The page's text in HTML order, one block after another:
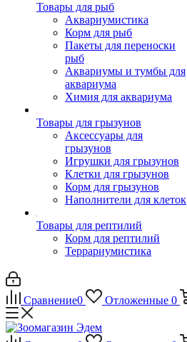
Товары для рыб
Аквариумистика
Корм для рыб
Пакеты для переноски
рыб
Аквариумы и тумбы для
аквариума
Химия для аквариума
Товары для грызунов
Аксессуары для
грызунов
Игрушки для грызунов
Клетки для грызунов
Корм для грызунов
Наполнители для клеток
Товары для рептилий
Корм для рептилий
Террариумистика
Сравнение0 Отложенные 0